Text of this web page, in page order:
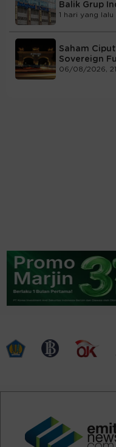
Balik Grup
1 hari yang lalu
Saham
Sovereign
06/08/2026,